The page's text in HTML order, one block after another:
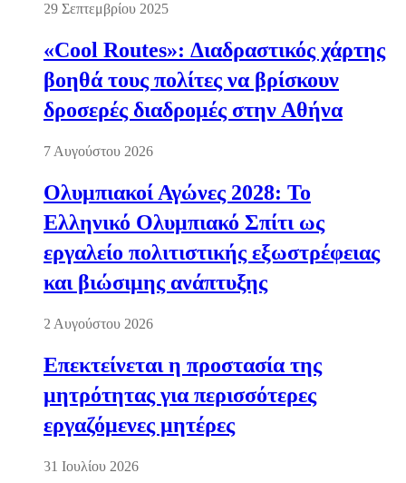
29 Σεπτεμβρίου 2025
«Cool Routes»: Διαδραστικός χάρτης
βοηθά τους πολίτες να βρίσκουν
δροσερές διαδρομές στην Αθήνα
7 Αυγούστου 2026
Ολυμπιακοί Αγώνες 2028: Το
Ελληνικό Ολυμπιακό Σπίτι ως
εργαλείο πολιτιστικής εξωστρέφειας
και βιώσιμης ανάπτυξης
2 Αυγούστου 2026
Επεκτείνεται η προστασία της
μητρότητας για περισσότερες
εργαζόμενες μητέρες
31 Ιουλίου 2026